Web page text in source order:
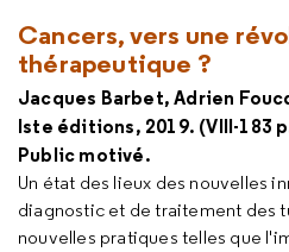
Cancers, vers une
thérapeutique ?
Jacques Barbet, Adrien
Iste éditions, 2019. (VIII-183
Public motivé.
Un état des lieux des nouvelles
diagnostic et de traitement des
nouvelles pratiques telles que